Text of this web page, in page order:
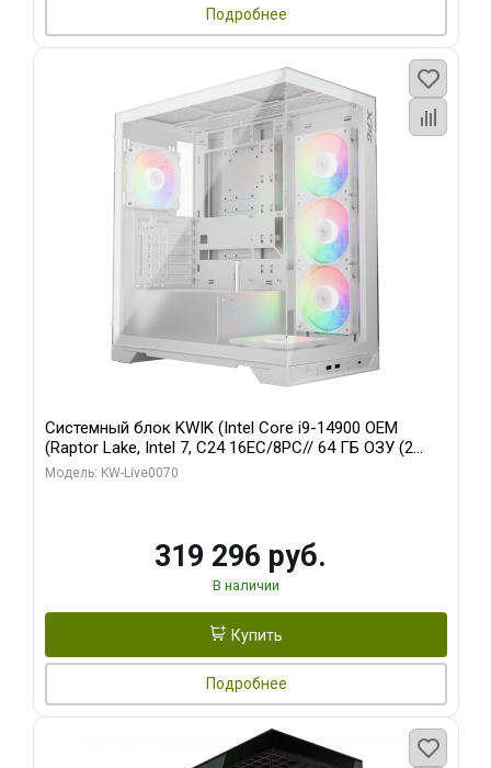
Подробнее
Системный блок KWIK (Intel Core i9-14900 OEM
(Raptor Lake, Intel 7, C24 16EC/8PC// 64 ГБ ОЗУ (2
модуля)/ Gigabyte RTX5080 XTREME WATERFORCE
Модель: KW-Live0070
319 296 руб.
В наличии
Купить
Подробнее